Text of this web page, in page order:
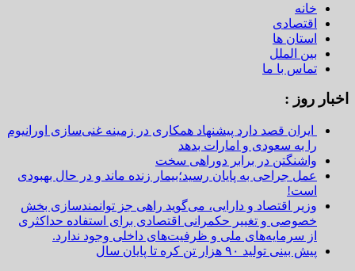
خانه
اقتصادی
استان ها
بین الملل
تماس با ما
اخبار روز :
ایران قصد دارد پیشنهاد همکاری در زمینه غنی‌سازی اورانیوم
را به سعودی و امارات بدهد
واشنگتن در برابر دوراهی سخت
عمل جراحی به پایان رسید؛بیمار زنده ماند و در حال بهبودی
است!
وزیر اقتصاد و دارایی، می‌گوید راهی جز توانمندسازی بخش
خصوصی و تغییر حکمرانی اقتصادی برای استفاده حداکثری
از سرمایه‌های ملی و ظرفیت‌های داخلی وجود ندارد.
پیش بینی تولید ۹۰ هزار تن کره تا پایان سال